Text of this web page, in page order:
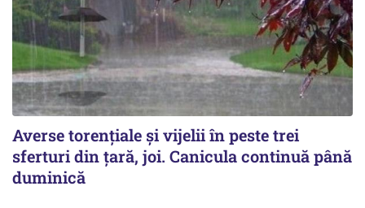
Averse torențiale și vijelii în peste trei
sferturi din țară, joi. Canicula continuă până
duminică